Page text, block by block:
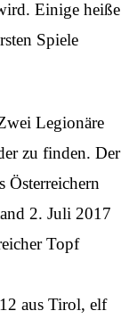
Einige heiße
Spiele
Legionäre
zu finden. Der
Österreichern
2. Juli 2017
Topf
aus Tirol, elf